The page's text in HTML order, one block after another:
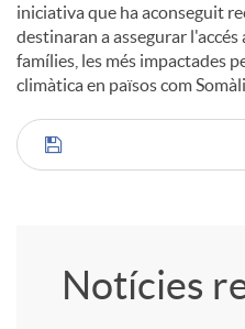
iniciativa que ha aconseguit
destinaran a assegurar
famílies, les més impactades
climàtica en països com
C
Notícies